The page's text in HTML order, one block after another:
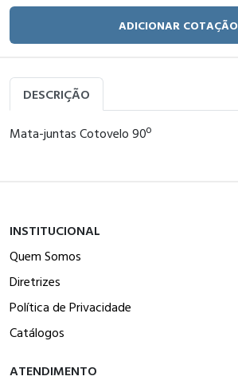
ADICIONAR COTAÇÃO
DESCRIÇÃO
Mata-juntas Cotovelo 90º
INSTITUCIONAL
Quem Somos
Diretrizes
Política de Privacidade
Catálogos
ATENDIMENTO